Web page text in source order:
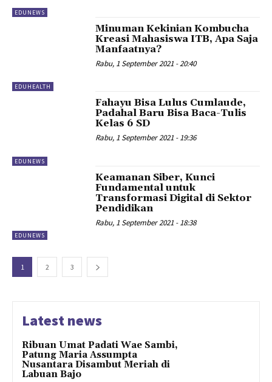
EDUNEWS
EDUHEALTH
Minuman Kekinian Kombucha
Kreasi Mahasiswa ITB, Apa Saja
Manfaatnya?
Rabu, 1 September 2021 - 20:40
EDUNEWS
Fahayu Bisa Lulus Cumlaude,
Padahal Baru Bisa Baca-Tulis
Kelas 6 SD
Rabu, 1 September 2021 - 19:36
EDUNEWS
Keamanan Siber, Kunci
Fundamental untuk
Transformasi Digital di Sektor
Pendidikan
Rabu, 1 September 2021 - 18:38
1 2 3
Latest news
Ribuan Umat Padati Wae Sambi,
Patung Maria Assumpta
Nusantara Disambut Meriah di
Labuan Bajo